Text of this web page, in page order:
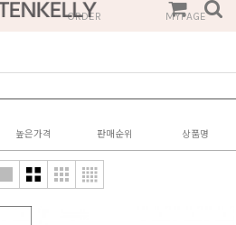
ORDER MYPAGE
높은가격 판매순위 상품명